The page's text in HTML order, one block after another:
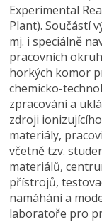
Experimental
Plant). Součástí
mj. i speciálně
pracovních
horkých komor
chemicko-
zpracování a
zdroji
materiály,
včetně tzv.
materiálů,
přístrojů,
namáhání a
laboratoře pro